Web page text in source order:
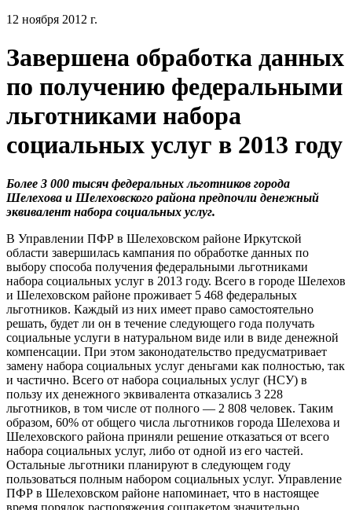
12 ноября 2012 г.
Завершена обработка данных
по получению федеральными
льготниками набора
социальных услуг в 2013 году
Более 3 000 тысяч федеральных льготников города
Шелехова и Шелеховского района предпочли денежный
эквивалент набора социальных услуг.
В Управлении ПФР в Шелеховском районе Иркутской
области завершилась кампания по обработке данных по
выбору способа получения федеральными льготниками
набора социальных услуг в 2013 году. Всего в городе Шелехов
и Шелеховском районе проживает 5 468 федеральных
льготников. Каждый из них имеет право самостоятельно
решать, будет ли он в течение следующего года получать
социальные услуги в натуральном виде или в виде денежной
компенсации. При этом законодательство предусматривает
замену набора социальных услуг деньгами как полностью, так
и частично. Всего от набора социальных услуг (НСУ) в
пользу их денежного эквивалента отказались 3 228
льготников, в том числе от полного — 2 808 человек. Таким
образом, 60% от общего числа льготников города Шелехова и
Шелеховского района приняли решение отказаться от всего
набора социальных услуг, либо от одной из его частей.
Остальные льготники планируют в следующем году
пользоваться полным набором социальных услуг. Управление
ПФР в Шелеховском районе напоминает, что в настоящее
время порядок распоряжения соцпакетом значительно